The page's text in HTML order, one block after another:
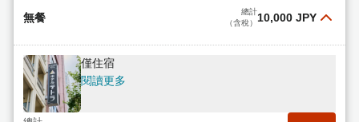
無餐
總計
（含稅） 10,000 JPY
僅住宿
閱讀更多